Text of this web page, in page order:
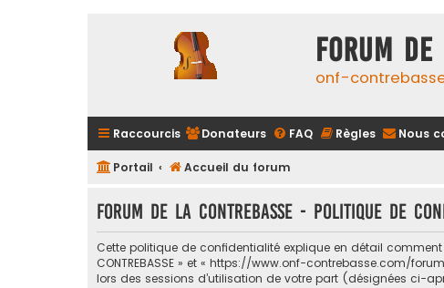
FORUM
onf-
Raccourcis Donateurs FAQ Règles Nous
Portail Accueil du forum
FORUM DE LA CONTREBASSE - Politique de
Cette politique de confidentialité explique en détail comment «
CONTREBASSE » et « https://www.onf-contrebasse.com/
lors des sessions d’utilisation de votre part (désignées ci-